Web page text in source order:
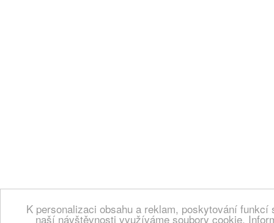
K personalizaci obsahu a reklam, poskytování
naší návštěvnosti využíváme soubory cookie.